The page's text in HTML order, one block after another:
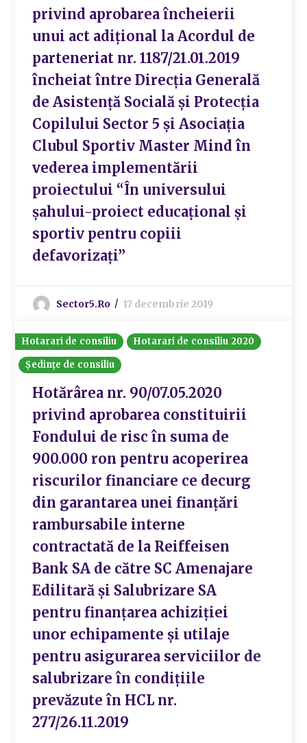
privind aprobarea încheierii
unui act adițional la Acordul de
parteneriat nr. 1187/21.01.2019
încheiat între Direcția Generală
de Asistență Socială și Protecția
Copilului Sector 5 și Asociația
Clubul Sportiv Master Mind în
vederea implementării
proiectului “În universului
șahului-proiect educațional și
sportiv pentru copiii
defavorizați”
Sector5.ro 17 decembrie 2019
Hotarari de consiliu
Hotarari de consiliu 2020
Ședințe de consiliu
Hotărârea nr. 90/07.05.2020
privind aprobarea constituirii
Fondului de risc în suma de
900.000 ron pentru acoperirea
riscurilor financiare ce decurg
din garantarea unei finanțări
rambursabile interne
contractată de la Reiffeisen
Bank SA de către SC Amenajare
Edilitară și Salubrizare SA
pentru finanțarea achiziției
unor echipamente și utilaje
pentru asigurarea serviciilor de
salubrizare în condițiile
prevăzute în HCL nr.
277/26.11.2019